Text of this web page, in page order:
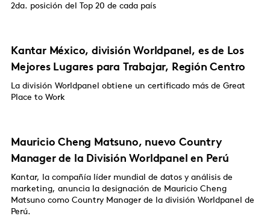
2da. posición del Top 20 de cada país
Kantar México, división Worldpanel, es de Los
Mejores Lugares para Trabajar, Región Centro
La división Worldpanel obtiene un certificado más de Great
Place to Work
Mauricio Cheng Matsuno, nuevo Country
Manager de la División Worldpanel en Perú
Kantar, la compañía líder mundial de datos y análisis de
marketing, anuncia la designación de Mauricio Cheng
Matsuno como Country Manager de la división Worldpanel de
Perú.